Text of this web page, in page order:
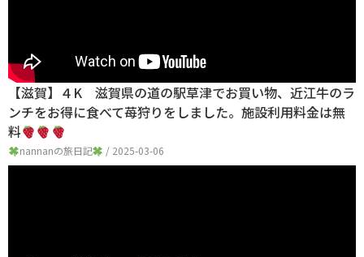
【滋賀】４K 滋賀県の道の駅草津でお買い物、近江牛のラ
ンチをお得に食べて苺狩りをしました。施設利用料金は無
料
nannanの旅日記 / 2025-03-06